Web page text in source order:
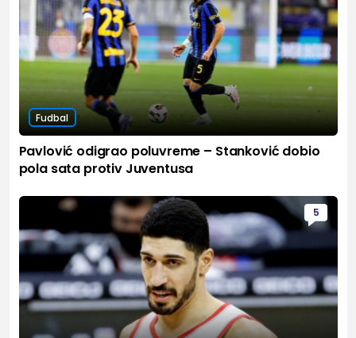
Fudbal
Pavlović odigrao poluvreme – Stanković dobio
pola sata protiv Juventusa
5